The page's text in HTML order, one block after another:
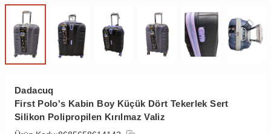
Dadacuq
First Polo's Kabin Boy Küçük Dört Tekerlek Sert
Silikon Polipropilen Kırılmaz Valiz